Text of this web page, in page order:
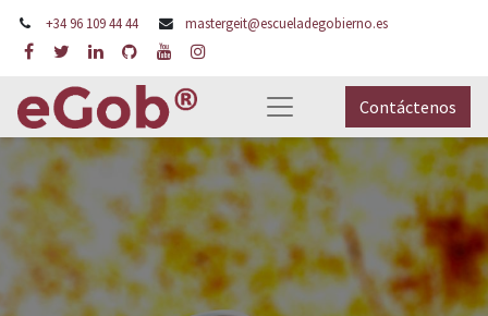
+34 96 109 44 44 mastergeit@escueladegobierno.es
Contáctenos